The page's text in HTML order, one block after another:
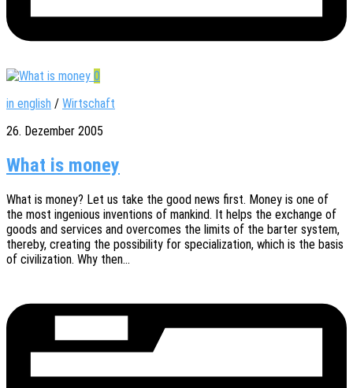
0
in english / Wirtschaft
26. Dezember 2005
What is money
What is money? Let us take the good news first. Money is one of
the most inge­nious inven­ti­ons of mankind. It helps the exch­an­ge of
goods and services and over­co­mes the limits of the barter system,
ther­eby, crea­ting the possi­bi­li­ty for specia­liza­ti­on, which is the basis
of civi­liza­ti­on. Why then…